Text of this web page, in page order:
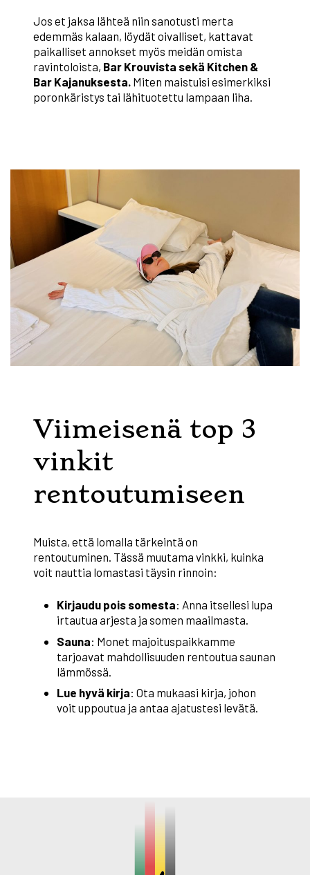
Jos et jaksa lähteä niin sanotusti merta
edemmäs kalaan, löydät oivalliset, kattavat
paikalliset annokset myös meidän omista
ravintoloista, Bar Krouvista sekä Kitchen &
Bar Kajanuksesta. Miten maistuisi esimerkiksi
poronkäristys tai lähituotettu lampaan liha.
Viimeisenä top 3
vinkit
rentoutumiseen
Muista, että lomalla tärkeintä on
rentoutuminen. Tässä muutama vinkki, kuinka
voit nauttia lomastasi täysin rinnoin:
Kirjaudu pois somesta: Anna itsellesi lupa
irtautua arjesta ja somen maailmasta.
Sauna: Monet majoituspaikkamme
tarjoavat mahdollisuuden rentoutua saunan
lämmössä.
Lue hyvä kirja: Ota mukaasi kirja, johon
voit uppoutua ja antaa ajatustesi levätä.